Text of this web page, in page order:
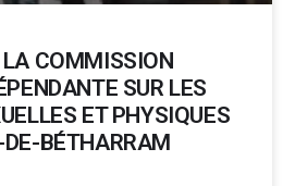
COMMISSION
SUR LES
ET PHYSIQUES
BÉTHARRAM